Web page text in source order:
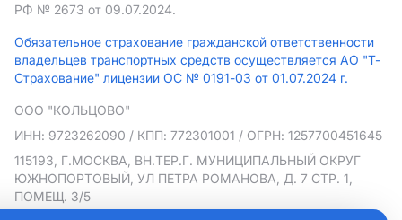
РФ № 2673 от 09.07.2024.
Обязательное страхование гражданской ответственности
владельцев транспортных средств осуществляется АО "Т-
Страхование" лицензии ОС № 0191-03 от 01.07.2024 г.
ООО "КОЛЬЦОВО"
ИНН: 9723262090 / КПП: 772301001 / ОГРН: 1257700451645
115193, Г.МОСКВА, ВН.ТЕР.Г. МУНИЦИПАЛЬНЫЙ ОКРУГ
ЮЖНОПОРТОВЫЙ, УЛ ПЕТРА РОМАНОВА, Д. 7 СТР. 1,
ПОМЕЩ. 3/5